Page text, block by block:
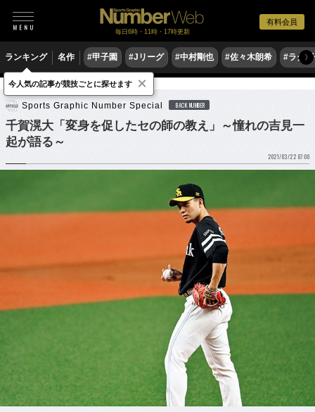
有料会員
毎日6時・11時・17時更新
ランキング 名作 #甲子園 #Jリーグ #中村剛也 #佐々木朗希 #ラグ〉
野球 プロ野球
Sports Graphic Number Special BACK NUMBER
千賀滉大「変身を促したセの師の教え」～憧れの吉見一
起が語る～
2021/03/22 07:00
今人気の記事が競技ごとに探せます ×